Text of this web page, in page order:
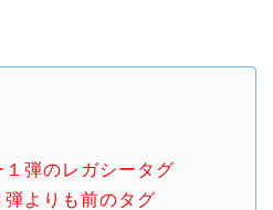
弾のレガシータグ
よりも前のタグ